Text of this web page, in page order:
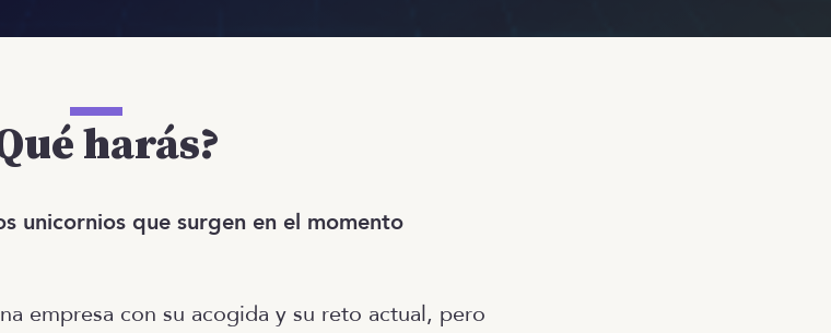
harás?
unicornios que surgen en el momento
empresa con su acogida y su reto actual, pero